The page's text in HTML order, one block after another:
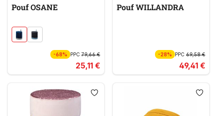
Pouf OSANE
-68% PPC 79,66 €
25,11 €
Pouf WILLANDRA
-28% PPC69,58 €
49,41 €